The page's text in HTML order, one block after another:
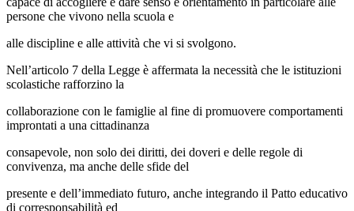
persone che vivono nella scuola e
alle discipline e alle attività che vi si svolgono.
Nell’articolo 7 della Legge è affermata la necessità che le istituzioni
scolastiche rafforzino la
collaborazione con le famiglie al fine di promuovere comportamenti
improntati a una cittadinanza
consapevole, non solo dei diritti, dei doveri e delle regole di
convivenza, ma anche delle sfide del
presente e dell’immediato futuro, anche integrando il Patto educativo
di corresponsabilità ed